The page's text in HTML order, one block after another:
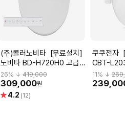
(주)콜러노비타 [무료설치]
노비타 BD-H720H0 고급
형 3단계 안심 살균(도기 살
균) 방수비데
26% ↓419,000
309,000원
별 4.2 (12)
쿠쿠전자 [기사설치] 비데
CBT-
필터 비데
11 % ↓